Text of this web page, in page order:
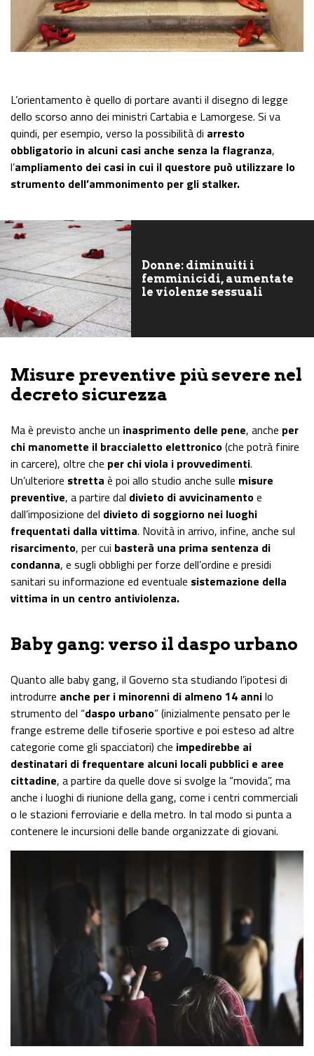
L’orientamento è quello di portare avanti il disegno di legge
dello scorso anno dei ministri Cartabia e Lamorgese. Si va
quindi, per esempio, verso la possibilità di arresto
obbligatorio in alcuni casi anche senza la flagranza,
l’ampliamento dei casi in cui il questore può utilizzare lo
strumento dell’ammonimento per gli stalker.
Donne: diminuiti i
femminicidi, aumentate
le violenze sessuali
Misure preventive più severe nel
decreto sicurezza
Ma è previsto anche un inasprimento delle pene, anche per
chi manomette il braccialetto elettronico(che potrà finire
in carcere), oltre che per chi viola i provvedimenti.
Un’ulteriore stretta è poi allo studio anche sulle misure
preventive, a partire dal divieto di avvicinamentoe
dall’imposizione del divieto di soggiorno nei luoghi
frequentati dalla vittima. Novità in arrivo, infine, anche sul
risarcimento, per cui basterà una prima sentenza di
condanna, e sugli obblighi per forze dell’ordine e presidi
sanitari su informazione ed eventuale sistemazione della
vittima in un centro antiviolenza.
Baby gang: verso il daspo urbano
Quanto alle baby gang, il Governo sta studiando l’ipotesi di
introdurre anche per i minorenni di almeno 14 annilo
strumento del “daspo urbano” (inizialmente pensato per le
frange estreme delle tifoserie sportive e poi esteso ad altre
categorie come gli spacciatori) che impedirebbe ai
destinatari di frequentare alcuni locali pubblici e aree
cittadine, a partire da quelle dove si svolge la “movida”, ma
anche i luoghi di riunione della gang, come i centri commerciali
o le stazioni ferroviarie e della metro. In tal modo si punta a
contenere le incursioni delle bande organizzate di giovani.